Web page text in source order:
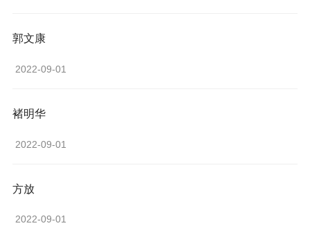
郭文康
2022-09-01
褚明华
2022-09-01
方放
2022-09-01